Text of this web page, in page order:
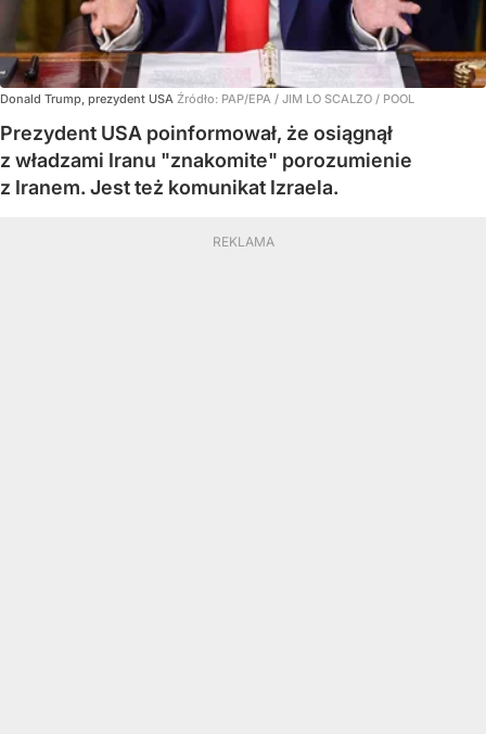
Donald Trump, prezydent USA Źródło: PAP/EPA / JIM LO SCALZO / POOL
Prezydent USA poinformował, że osiągnął
z władzami Iranu "znakomite" porozumienie
z Iranem. Jest też komunikat Izraela.